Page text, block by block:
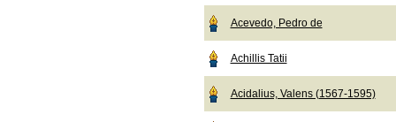
Acevedo, Pedro de
Achillis Tatii
Acidalius, Valens (1567-1595)